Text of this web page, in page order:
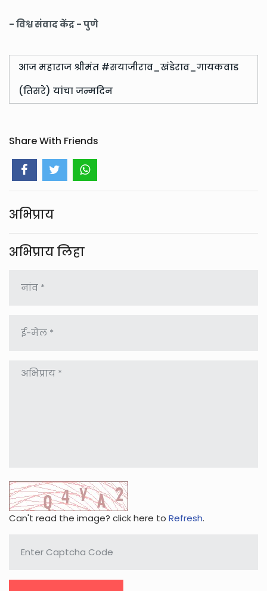
- विश्व संवाद केंद्र - पुणे
आज महाराज श्रीमंत #सयाजीराव_खंडेराव_गायकवाड
(तिसरे) यांचा जन्मदिन
Share With Friends
अभिप्राय
अभिप्राय लिहा
Can't read the image? click here to Refresh.